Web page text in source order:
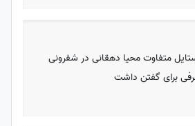
متفاوت محیا دهقانی در شفرونی
برای گفتن داشت